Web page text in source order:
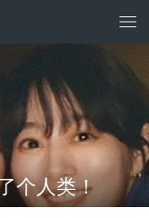
个人类！